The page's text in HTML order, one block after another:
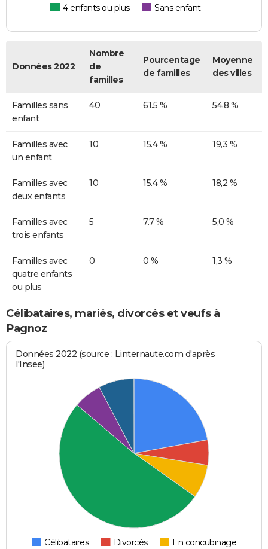
4 enfants ou plus Sans enfant
Données 2022
Nombre
de
familles
Pourcentage
de familles
Moyenne
des villes
Familles sans
enfant
40 61.5 % 54,8 %
Familles avec
un enfant
10 15.4 % 19,3 %
Familles avec
deux enfants
10 15.4 % 18,2 %
Familles avec
trois enfants
5 7.7 % 5,0 %
Familles avec
quatre enfants
ou plus
0 0 % 1,3 %
Célibataires, mariés, divorcés et veufs à
Pagnoz
Données 2022 (source : Linternaute.com d'après
l'Insee)
Célibataires Divorcés
En concubinage